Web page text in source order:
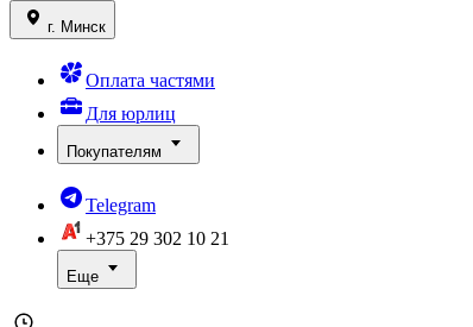
г. Минск
Оплата частями
Для юрлиц
Покупателям
Telegram
+375 29 302 10 21
Еще